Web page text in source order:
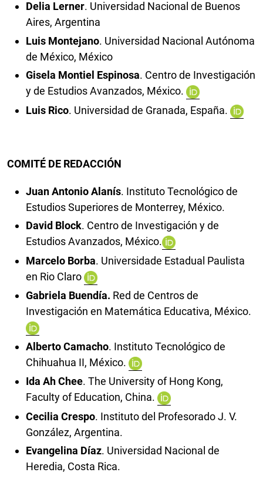
Delia Lerner. Universidad Nacional de Buenos
Aires, Argentina
Luis Montejano. Universidad Nacional Autónoma
de México, México
Gisela Montiel Espinosa. Centro de Investigación
y de Estudios Avanzados, México.
Luis Rico. Universidad de Granada, España.
COMITÉ DE REDACCIÓN
Juan Antonio Alanís. Instituto Tecnológico de
Estudios Superiores de Monterrey, México.
David Block. Centro de Investigación y de
Estudios Avanzados, México.
Marcelo Borba. Universidade Estadual Paulista
en Rio Claro
Gabriela Buendía. Red de Centros de
Investigación en Matemática Educativa, México.
Alberto Camacho. Instituto Tecnológico de
Chihuahua II, México.
Ida Ah Chee. The University of Hong Kong,
Faculty of Education, China.
Cecilia Crespo. Instituto del Profesorado J. V.
González, Argentina.
Evangelina Díaz. Universidad Nacional de
Heredia, Costa Rica.